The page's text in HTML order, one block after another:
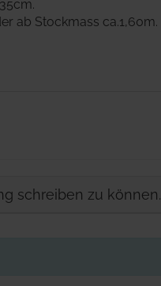
ab Stockmass ca.1,60m.
schreiben zu können.